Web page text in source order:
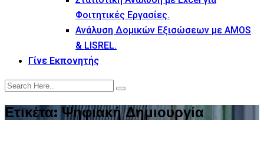
Φοιτητικές Εργασίες.
Ανάλυση Δομικών Εξισώσεων με AMOS
& LISREL.
Γίνε Εκπονητής
Ετικέτα: Ψηφιακή Δημιουργία